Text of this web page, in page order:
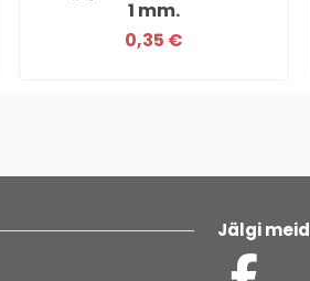
1 mm.
0,35 €
Jälgi meid